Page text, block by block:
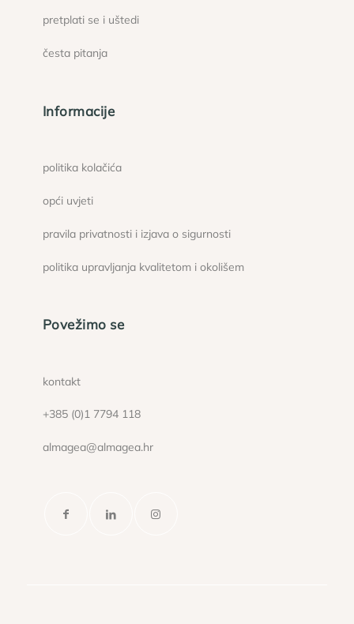
pretplati se i uštedi
česta pitanja
Informacije
politika kolačića
opći uvjeti
pravila privatnosti i izjava o sigurnosti
politika upravljanja kvalitetom i okolišem
Povežimo se
kontakt
+385 (0)1 7794 118
almagea@almagea.hr